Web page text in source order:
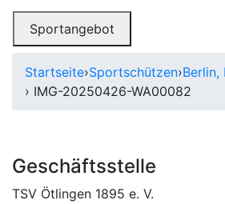
Toggle navigation
Sportangebot
Startseite›Sportschützen›Berlin,
› IMG-20250426-WA00082
Geschäftsstelle
TSV Ötlingen 1895 e. V.